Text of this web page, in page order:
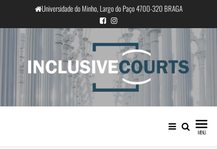
o
conteúdo
Universidade do Minho, Largo do Paço 4700-320 BRAGA
InclusiveCourts
Igualdade e diferença cultural na
prática judicial portuguesa
MENU